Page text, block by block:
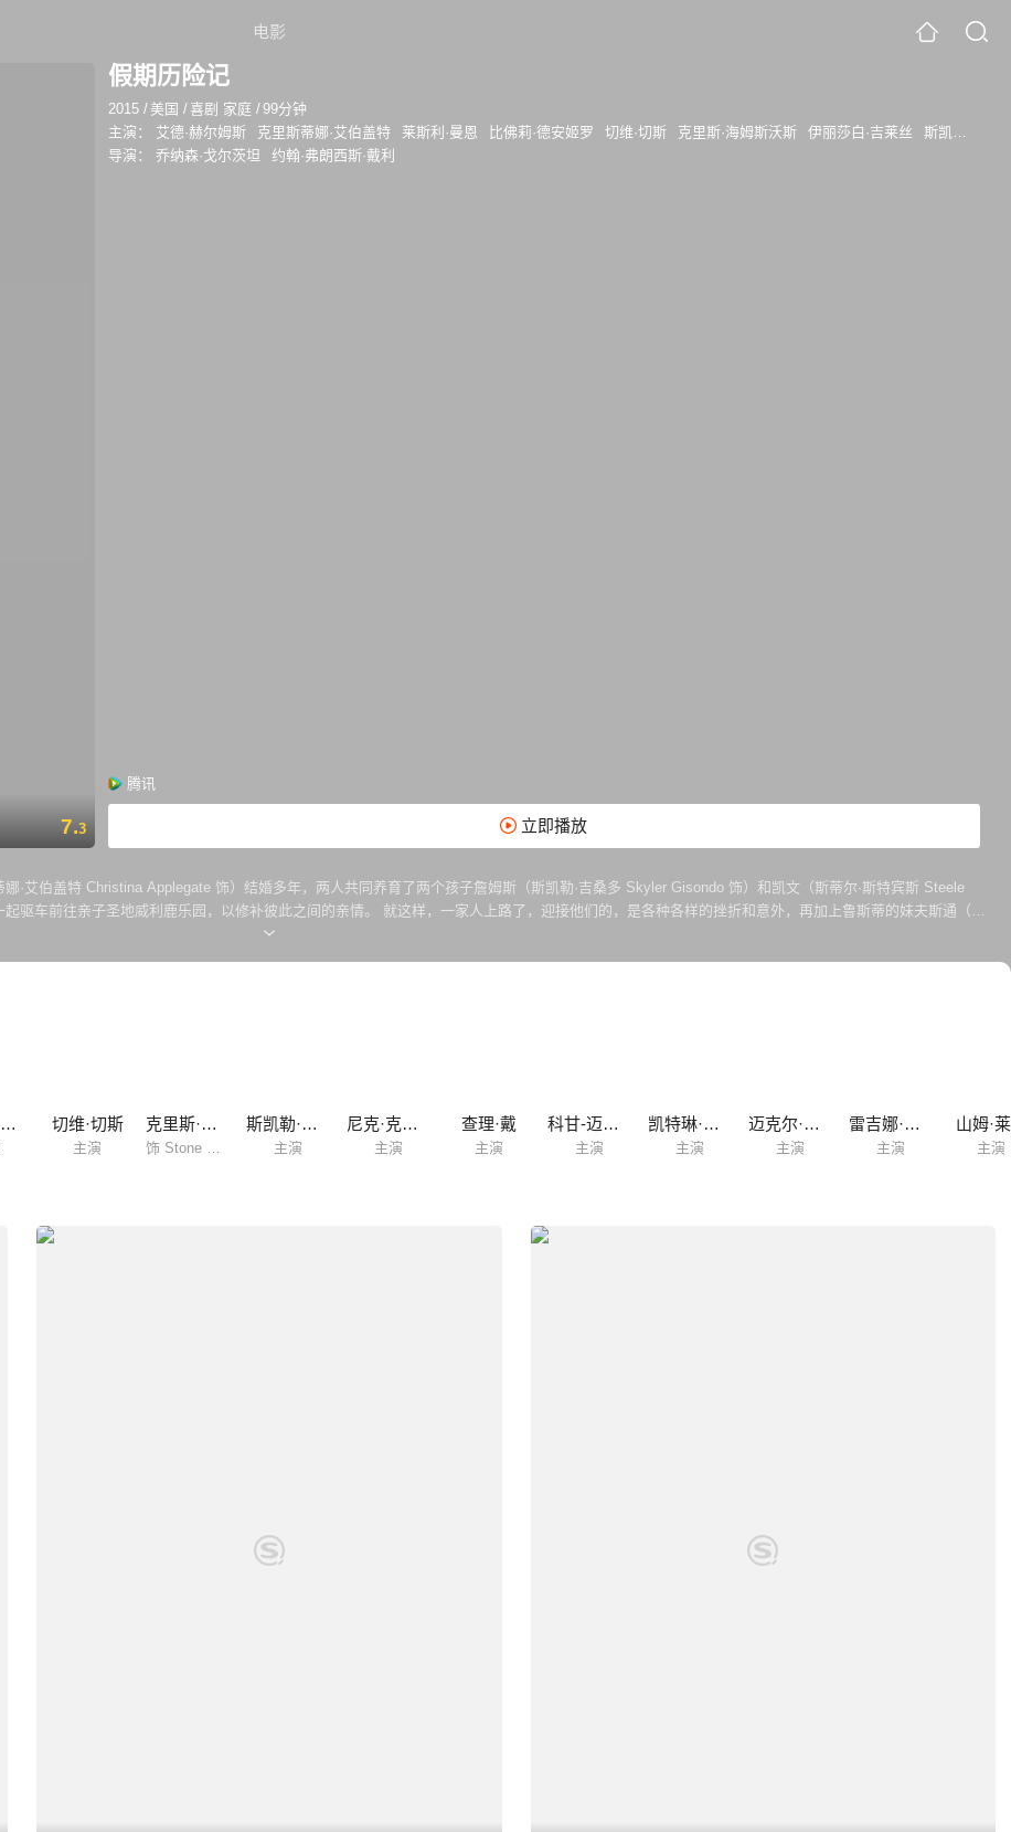
电影
7.3
假期历险记
2015 / 美国 /喜剧 家庭 /99分钟
主演：
艾德·赫尔姆斯 克里斯蒂娜·艾伯盖特 莱斯利·曼恩 比佛莉·德安姬罗 切维·切斯 克里斯·海姆斯沃斯 伊丽莎白·吉莱丝
斯凯勒·吉桑多
导演：
乔纳森·戈尔茨坦 约翰·弗朗西斯·戴利
腾讯
立即播放
·艾伯盖特 Christina Applegate 饰）结婚多年，两人共同养育了两个孩子詹姆斯（斯凯勒·吉桑多 Skyler Gisondo 饰）和凯文（斯蒂尔·斯特宾斯 Steele
驱车前往亲子圣地威利鹿乐园，以修补彼此之间的亲情。 就这样，一家人上路了，迎接他们的，是各种各样的挫折和意外，再加上鲁斯蒂的妹夫斯通（克
掺和，他们一行人真的能够顺利的抵达目的地吗，而这趟旅途所带来的结果，又是否能够如鲁斯蒂所愿呢？
比佛莉·德安姬罗 切维·切斯
主演
克里斯·海姆斯沃斯 斯凯勒·吉桑多
主演
尼克·克罗尔
主演
查理·戴
主演
科甘-迈克尔·凯
主演
凯特琳·奥尔森
主演
迈克尔·佩纳
主演
雷吉娜·赫尔
主演
山姆·
主演